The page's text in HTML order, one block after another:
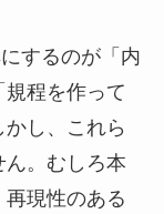
するのが「内
程を作って
し、これら
。むしろ本
現性のある